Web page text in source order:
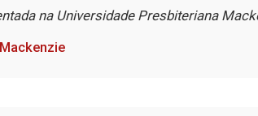
na Universidade Presbiteriana